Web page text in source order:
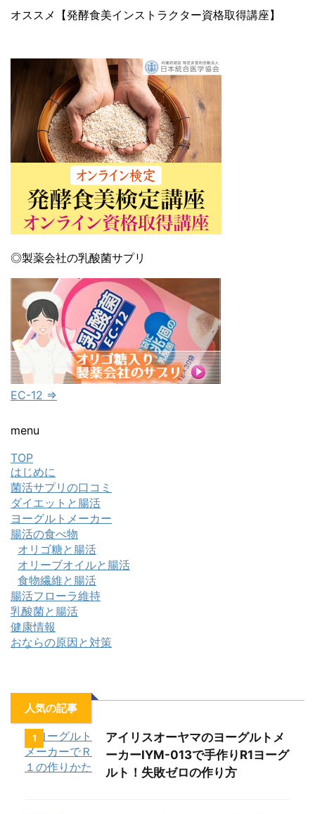
オススメ【発酵食美インストラクター資格取得講座】
◎製薬会社の乳酸菌サプリ
EC-12 ⇒
menu
TOP
はじめに
菌活サプリの口コミ
ダイエットと腸活
ヨーグルトメーカー
腸活の食べ物
オリゴ糖と腸活
オリーブオイルと腸活
食物繊維と腸活
腸活フローラ維持
乳酸菌と腸活
健康情報
おならの原因と対策
人気の記事
1
アイリスオーヤマのヨーグルトメ
ーカーIYM-013で手作りR1ヨーグ
ルト！失敗ゼロの作り方